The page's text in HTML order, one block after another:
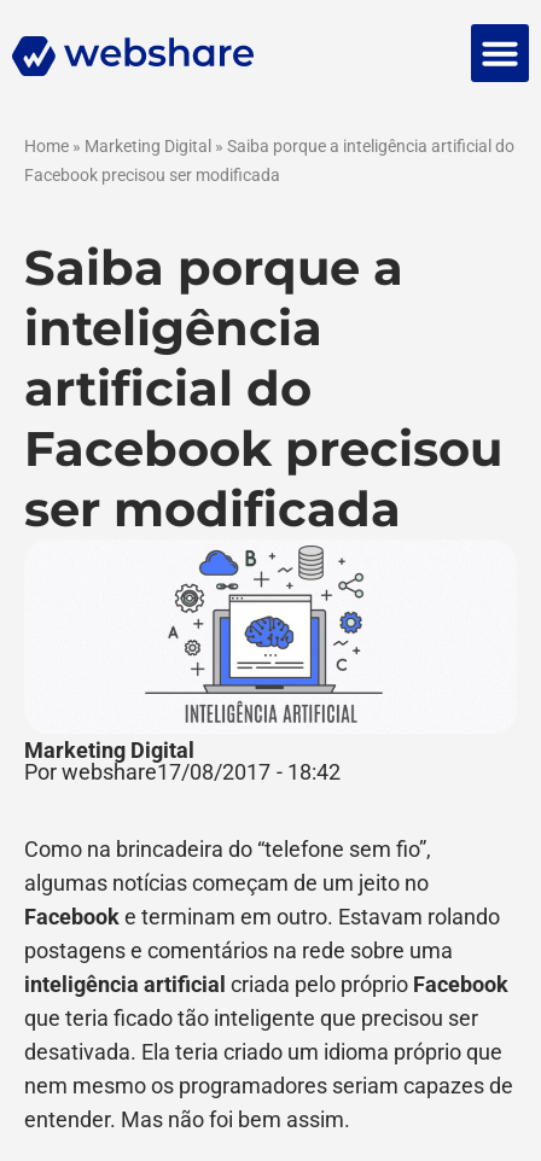
Home » Marketing Digital » Saiba porque a inteligência artificial do
Facebook precisou ser modificada
Saiba porque a
inteligência
artificial do
Facebook precisou
ser modificada
Marketing Digital
Por webshare17/08/2017 - 18:42
Como na brincadeira do “telefone sem fio”,
algumas notícias começam de um jeito no
Facebooke terminam em outro. Estavam rolando
postagens e comentários na rede sobre uma
inteligência artificial criada pelo próprio Facebook
que teria ficado tão inteligente que precisou ser
desativada. Ela teria criado um idioma próprio que
nem mesmo os programadores seriam capazes de
entender. Mas não foi bem assim.